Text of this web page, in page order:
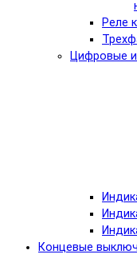
Реле
Цифровые
Концевые